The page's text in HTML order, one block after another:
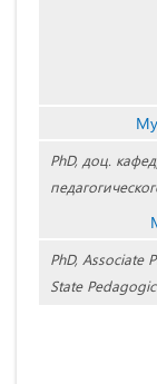
PhD, доц.
PhD, Associate
State